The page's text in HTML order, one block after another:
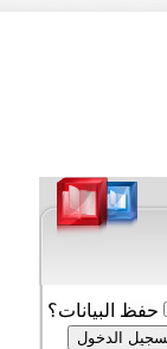
حفظ البيانات؟